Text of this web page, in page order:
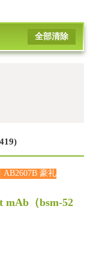
全部清除
AB2607B 豪礼
mAb （bsm-52